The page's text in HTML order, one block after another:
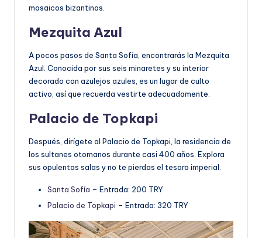
mosaicos bizantinos.
Mezquita Azul
A pocos pasos de Santa Sofía, encontrarás la Mezquita
Azul. Conocida por sus seis minaretes y su interior
decorado con azulejos azules, es un lugar de culto
activo, así que recuerda vestirte adecuadamente.
Palacio de Topkapi
Después, dirígete al Palacio de Topkapi, la residencia de
los sultanes otomanos durante casi 400 años. Explora
sus opulentas salas y no te pierdas el tesoro imperial.
Santa Sofía – Entrada: 200 TRY
Palacio de Topkapi – Entrada: 320 TRY